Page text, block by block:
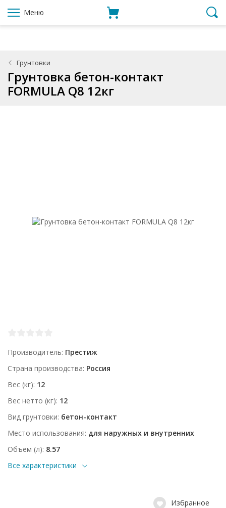
Меню
Грунтовки
Грунтовка бетон-контакт
FORMULA Q8 12кг
Производитель Престиж
Страна производства Россия
Вес (кг) 12
Вес нетто (кг) 12
Вид грунтовки бетон-контакт
Место использования для наружных и внутренних
Объем (л) 8.57
Все характеристики
Избранное